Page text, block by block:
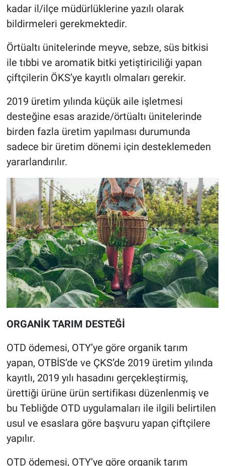
kadar il/ilçe müdürlüklerine yazılı olarak
bildirmeleri gerekmektedir.
Örtüaltı ünitelerinde meyve, sebze, süs bitkisi
ile tıbbi ve aromatik bitki yetiştiriciliği yapan
çiftçilerin ÖKS’ye kayıtlı olmaları gerekir.
2019 üretim yılında küçük aile işletmesi
desteğine esas arazide/örtüaltı ünitelerinde
birden fazla üretim yapılması durumunda
sadece bir üretim dönemi için desteklemeden
yararlandırılır.
ORGANİK TARIM DESTEĞİ
OTD ödemesi, OTY’ye göre organik tarım
yapan, OTBİS’de ve ÇKS’de 2019 üretim yılında
kayıtlı, 2019 yılı hasadını gerçekleştirmiş,
ürettiği ürüne ürün sertifikası düzenlenmiş ve
bu Tebliğde OTD uygulamaları ile ilgili belirtilen
usul ve esaslara göre başvuru yapan çiftçilere
yapılır.
OTD ödemesi, OTY’ye göre organik tarım